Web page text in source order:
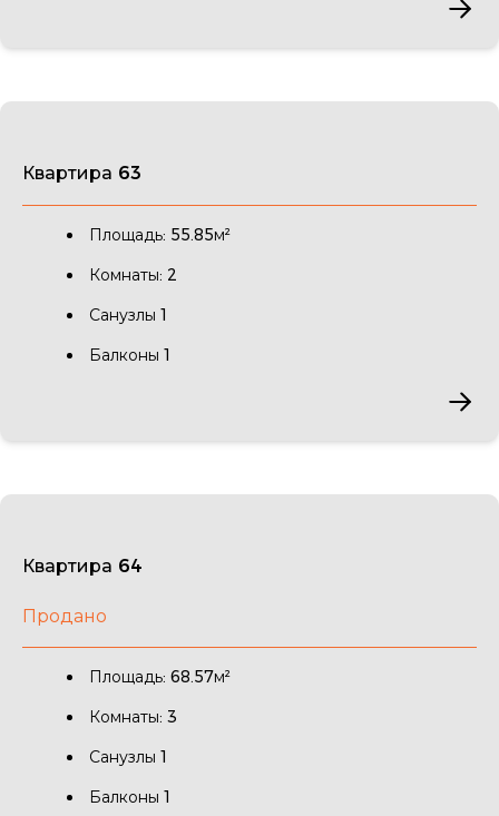
Квартира 63
Площадь: 55.85м²
Комнаты: 2
Санузлы 1
Балконы 1
Квартира 64
Продано
Площадь: 68.57м²
Комнаты: 3
Санузлы 1
Балконы 1